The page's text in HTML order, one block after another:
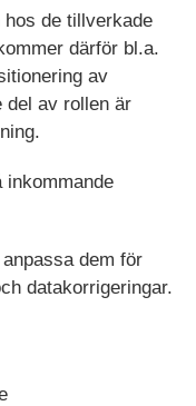
de tillverkade
därför bl.a.
av
del av rollen är
inkommande
dem för
datakorrigeringar.